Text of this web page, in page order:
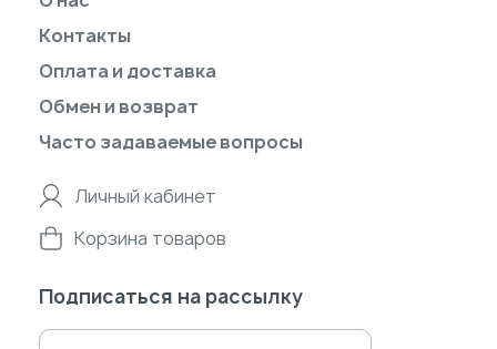
Контакты
Оплата и доставка
Обмен и возврат
Часто задаваемые вопросы
Личный кабинет
Корзина товаров
Подписаться на рассылку